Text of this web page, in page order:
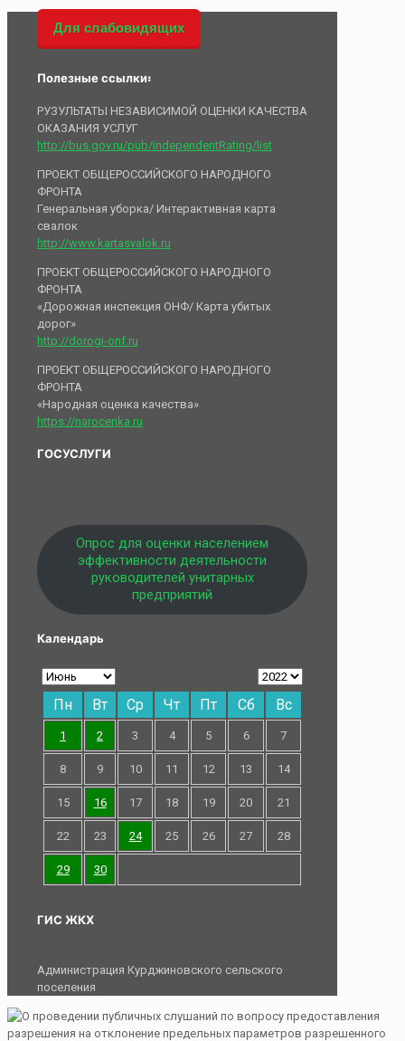
Для слабовидящих
Полезные ссылки:
РУЗУЛЬТАТЫ НЕЗАВИСИМОЙ ОЦЕНКИ КАЧЕСТВА
ОКАЗАНИЯ УСЛУГ
http://bus.gov.ru/pub/independentRating/list
ПРОЕКТ ОБЩЕРОССИЙСКОГО НАРОДНОГО
ФРОНТА
Генеральная уборка/ Интерактивная карта
свалок
http://www.kartasvalok.ru
ПРОЕКТ ОБЩЕРОССИЙСКОГО НАРОДНОГО
ФРОНТА
«Дорожная инспекция ОНФ/ Карта убитых
дорог»
http://dorogi-onf.ru
ПРОЕКТ ОБЩЕРОССИЙСКОГО НАРОДНОГО
ФРОНТА
«Народная оценка качества»
https://narocenka.ru
ГОСУСЛУГИ
Опрос для оценки населением
эффективности деятельности
руководителей унитарных
предприятий
Календарь
Пн Вт Ср Чт Пт Сб Вс
1 2 3 4 5 6 7
8 9 10 11 12 13 14
15 16 17 18 19 20 21
22 23 24 25 26 27 28
29 30
ГИС ЖКХ
Администрация Курджиновского сельского
поселения